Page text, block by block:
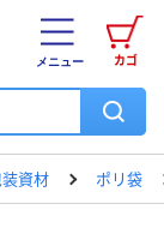
カゴ
メニュー
装資材 ポリ袋